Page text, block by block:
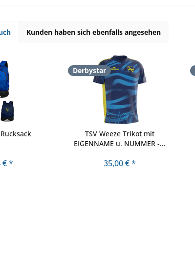
Kunden haben sich ebenfalls angesehen
€ *
Derbystar
TSV Weeze Trikot mit
EIGENNAME u. NUMMER -...
35,00 € *